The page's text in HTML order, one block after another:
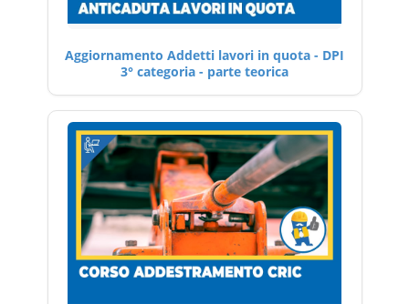
Aggiornamento Addetti lavori in quota - DPI
3° categoria - parte teorica